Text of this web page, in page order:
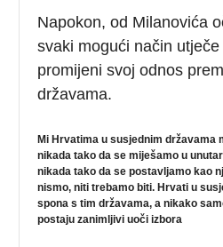
Napokon, od Milanovića
svaki mogući način
promijeni svoj odnos
državama.
Mi Hrvatima u susjednim državama
nikada tako da se miješamo u
nikada tako da se postavljamo kao
nismo, niti trebamo biti. Hrvati u
spona s tim državama, a nikako
postaju zanimljivi uoči izbora